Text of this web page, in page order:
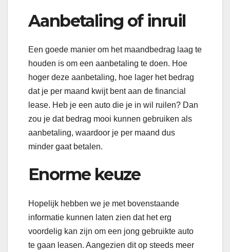
Aanbetaling of inruil
Een goede manier om het maandbedrag laag te
houden is om een aanbetaling te doen. Hoe
hoger deze aanbetaling, hoe lager het bedrag
dat je per maand kwijt bent aan de financial
lease. Heb je een auto die je in wil ruilen? Dan
zou je dat bedrag mooi kunnen gebruiken als
aanbetaling, waardoor je per maand dus
minder gaat betalen.
Enorme keuze
Hopelijk hebben we je met bovenstaande
informatie kunnen laten zien dat het erg
voordelig kan zijn om een jong gebruikte auto
te gaan leasen. Aangezien dit op steeds meer